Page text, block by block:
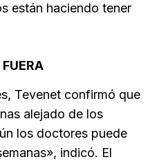
están haciendo tener
Tevenet confirmó que
alejado de los
los doctores puede
indicó. El